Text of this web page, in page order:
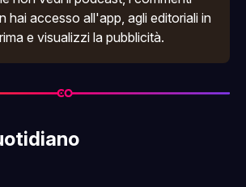
hai accesso all'app , agli editoriali in
e visualizzi la pubblicità.